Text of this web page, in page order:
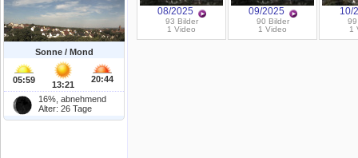
Sonne / Mond
05:59 13:21
20:44
16%, abnehmend
Alter: 26 Tage
08/2025
93 Bilder
1 Video
09/2025
90 Bilder
1 Video
10/
99
1